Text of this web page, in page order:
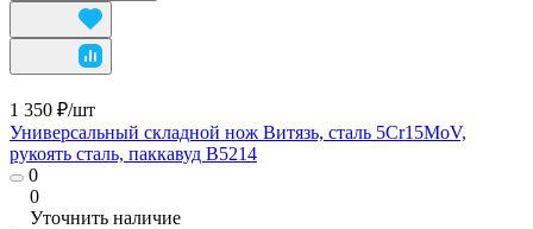
1 350 ₽/шт
Универсальный складной нож Витязь, сталь 5Cr15MoV,
рукоять сталь, паккавуд B5214
0
0
Уточнить наличие